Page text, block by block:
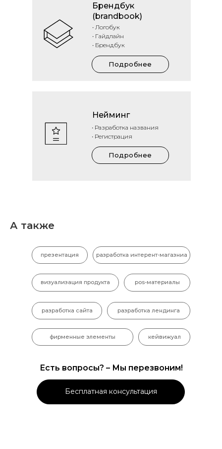
Брендбук
(brandbook)
• Логобук
• Гайдлайн
• Брендбук
Нейминг
• Разработка названия
• Регистрация
Подробнее
Подробнее
А также
Есть вопросы? – Мы перезвоним!
pos-материалы
разработка сайта
разработка интерент-магазниа
разработка лендинга
презентация
визуализация продукта
фирменные элементы кейвижуал
Бесплатная консультация